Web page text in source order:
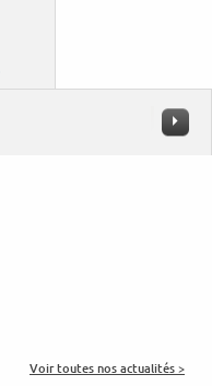
Voir toutes nos actualités >